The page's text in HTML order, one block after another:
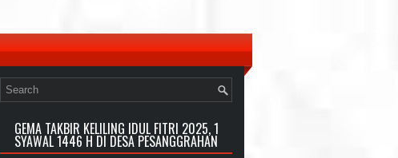
GEMA TAKBIR KELILING IDUL FITRI 2025, 1
SYAWAL 1446 H DI DESA PESANGGRAHAN